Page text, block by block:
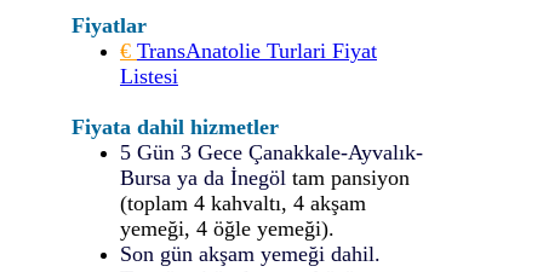
Fiyatlar
€ TransAnatolie Turlari Fiyat
Listesi
Fiyata dahil hizmetler
5 Gün 3 Gece Çanakkale-Ayvalık-
Bursa ya da İnegöl tam pansiyon
(toplam 4 kahvaltı, 4 akşam
yemeği, 4 öğle yemeği).
Son gün akşam yemeği dahil.